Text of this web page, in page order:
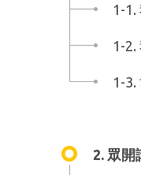
1-1.
1-2.
1-3.
2. 眾開